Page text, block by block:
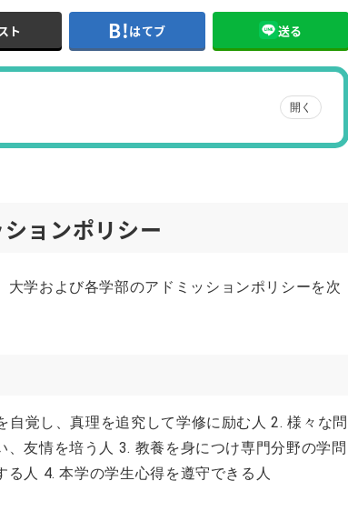
ト はてブ 送る
開く
ョンポリシー
学および各学部のアドミッションポリシーを次
自覚し、真理を追究して学修に励む人 2. 様々な問
、友情を培う人 3. 教養を身につけ専門分野の学問
る人 4. 本学の学生心得を遵守できる人